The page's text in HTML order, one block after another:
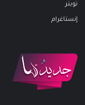
تويتر
إنستاغرام